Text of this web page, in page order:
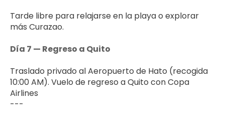
Tarde libre para relajarse en la playa o explorar
más Curazao.
Día 7 — Regreso a Quito
Traslado privado al Aeropuerto de Hato (recogida
10:00 AM). Vuelo de regreso a Quito con Copa
Airlines
---